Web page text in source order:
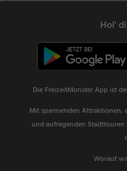
Hol'
Die FreizeitMonster App ist
Mit spannenden Attraktionen,
und aufregenden
Worauf